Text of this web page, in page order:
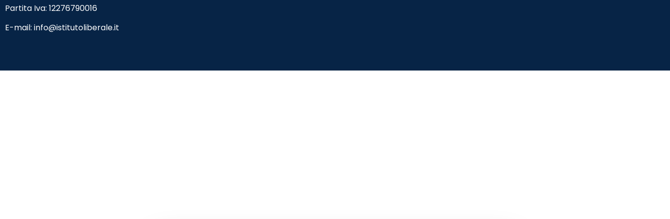
Partita Iva: 12276790016
E-mail: info@istitutoliberale.it